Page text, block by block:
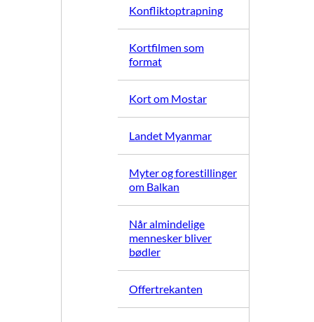
Konfliktoptrapning
Kortfilmen som
format
Kort om Mostar
Landet Myanmar
Myter og forestillinger
om Balkan
Når almindelige
mennesker bliver
bødler
Offertrekanten